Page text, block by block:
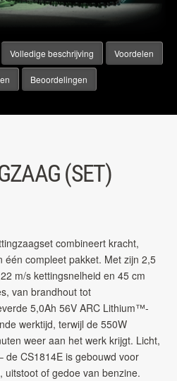
Volledige beschrijving Voordelen
Beoordelingen
(SET)
combineert kracht,
één compleet pakket. Met zijn 2,5
m/s kettingsnelheid en 45 cm
van brandhout tot
5,0Ah 56V ARC Lithium™-
werktijd, terwijl de 550W
weer aan het werk krijgt. Licht,
de CS1814E is gebouwd voor
of gedoe van benzine.